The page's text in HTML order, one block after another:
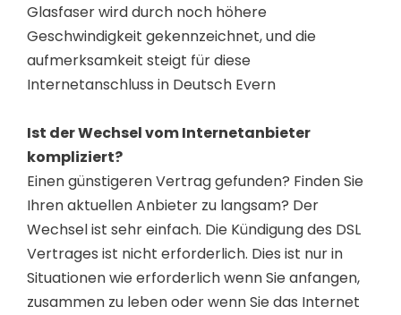
Glasfaser wird durch noch höhere
Geschwindigkeit gekennzeichnet, und die
aufmerksamkeit steigt für diese
Internetanschluss in Deutsch Evern
Ist der Wechsel vom Internetanbieter
kompliziert?
Einen günstigeren Vertrag gefunden? Finden Sie
Ihren aktuellen Anbieter zu langsam? Der
Wechsel ist sehr einfach. Die Kündigung des DSL
Vertrages ist nicht erforderlich. Dies ist nur in
Situationen wie erforderlich wenn Sie anfangen,
zusammen zu leben oder wenn Sie das Internet